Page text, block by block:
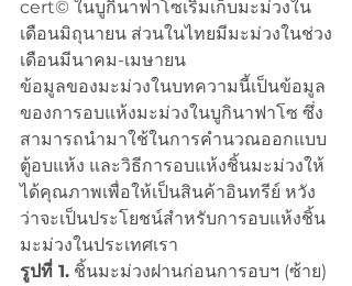
cert© ในบูกินาฟาโซเริ่มเก็บมะม่วงใน
เดือนมิถุนายน ส่วนในไทยมีมะม่วงในช่วง
เดือนมีนาคม-เมษายน
ข้อมูลของมะม่วงในบทความนี้เป็นข้อมูล
ของการอบแห้งมะม่วงในบูกินาฟาโซ ซึ่ง
สามารถนำมาใช้ในการคำนวณออกแบบ
ตู้อบแห้ง และวิธีการอบแห้งชิ้นมะม่วงให้
ได้คุณภาพเพื่อให้เป็นสินค้าอินทรีย์ หวัง
ว่าจะเป็นประโยชน์สำหรับการอบแห้งชิ้น
มะม่วงในประเทศเรา
รูปที่ 1. ชิ้นมะม่วงฝานก่อนการอบฯ (ซ้าย)